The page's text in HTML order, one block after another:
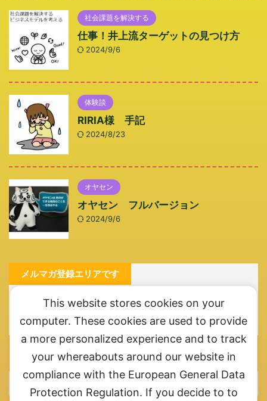
社会課題を解決する
仕事！井上流ターゲットの見つけ方
2024/9/6
体験談
RIRIA様 手記
2024/8/23
オヤセン
オヤセン フルバージョン
2024/9/6
メルマガ登録エリアです
メルマガ登録お願いします。ここ一番というときにご連
絡させていただきます
カテゴリー
This website stores cookies on your
computer. These cookies are used to provide
a more personalized experience and to track
your whereabouts around our website in
compliance with the European General Data
Protection Regulation. If you decide to to